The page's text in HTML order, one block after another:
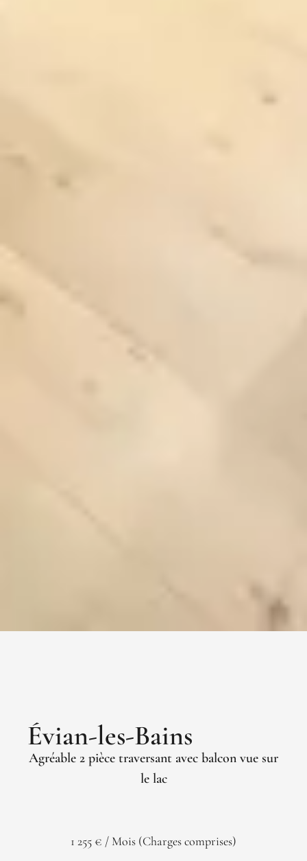
Évian-les-Bains
Agréable 2 pièce traversant avec balcon vue sur
le lac
1 255 € / Mois (Charges comprises)